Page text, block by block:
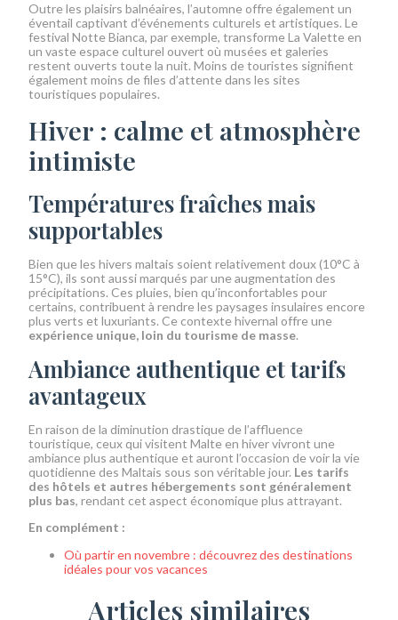
Articles similaires
Outre les plaisirs balnéaires, l’automne offre également un
éventail captivant d’événements culturels et artistiques. Le
festival Notte Bianca, par exemple, transforme La Valette en
un vaste espace culturel ouvert où musées et galeries
restent ouverts toute la nuit. Moins de touristes signifient
également moins de files d’attente dans les sites
touristiques populaires.
Hiver : calme et atmosphère
intimiste
Températures fraîches mais
supportables
Bien que les hivers maltais soient relativement doux (10°C à
15°C), ils sont aussi marqués par une augmentation des
précipitations. Ces pluies, bien qu’inconfortables pour
certains, contribuent à rendre les paysages insulaires encore
plus verts et luxuriants. Ce contexte hivernal offre une
expérience unique, loin du tourisme de masse.
Ambiance authentique et tarifs
avantageux
En raison de la diminution drastique de l’affluence
touristique, ceux qui visitent Malte en hiver vivront une
ambiance plus authentique et auront l’occasion de voir la vie
quotidienne des Maltais sous son véritable jour. Les tarifs
des hôtels et autres hébergements sont généralement
plus bas, rendant cet aspect économique plus attrayant.
En complément :
Où partir en novembre : découvrez des destinations
idéales pour vos vacances